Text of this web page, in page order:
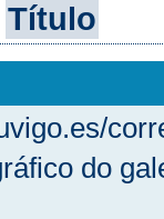
Título
do